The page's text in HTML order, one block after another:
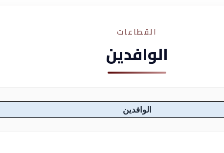
القطاعات
الوافدين
الوافدين